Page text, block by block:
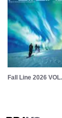
Fall Line 2026